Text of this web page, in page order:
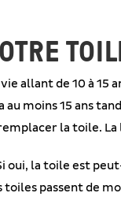
allant de 10 à 15
moins 15 ans
la toile.
oui, la toile est
passent de